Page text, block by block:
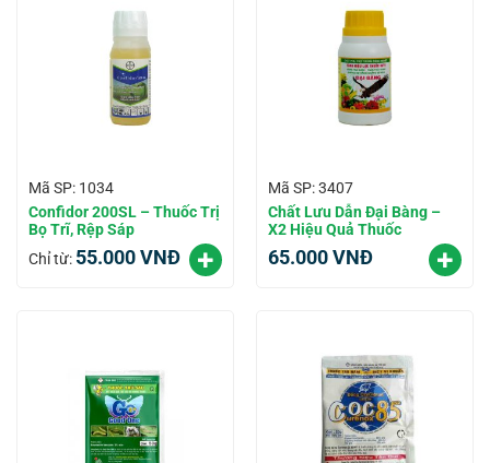
Mã SP: 1034
Confidor 200SL – Thuốc Trị
Bọ Trĩ, Rệp Sáp
Chỉ từ: 55.000VNĐ
Mã SP: 3407
Chất Lưu Dẫn Đại Bàng –
X2 Hiệu Quả Thuốc
65.000VNĐ